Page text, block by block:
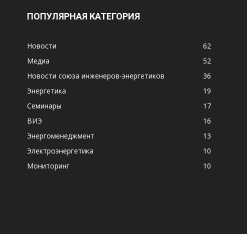
ПОПУЛЯРНАЯ КАТЕГОРИЯ
Новости
62
Медиа
52
Новости союза инженеров-энергетиков
36
Энергетика
19
Семинары
17
ВИЭ
16
Энергоменеджмент
13
Электроэнергетика
10
Мониторинг
10